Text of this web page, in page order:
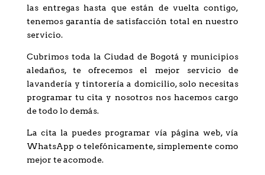
las entregas hasta que están de vuelta contigo,
tenemos garantía de satisfacción total en nuestro
servicio.
Cubrimos toda la Ciudad de Bogotá y municipios
aledaños, te ofrecemos el mejor servicio de
lavandería y tintorería a domicilio, solo necesitas
programar tu cita y nosotros nos hacemos cargo
de todo lo demás.
La cita la puedes programar vía página web, vía
WhatsApp o telefónicamente, simplemente como
mejor te acomode.